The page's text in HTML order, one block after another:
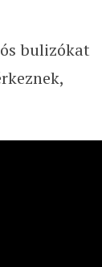
bulizókat